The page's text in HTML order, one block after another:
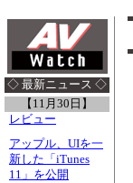
◇ 最新ニュース ◇
【11月30日】
レビュー
アップル、UIを一
新した「iTunes
11」を公開